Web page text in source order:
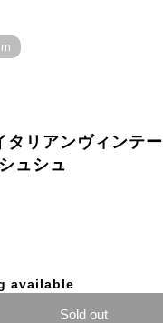
リアンヴィンテー
ュシュ
available
Sold out